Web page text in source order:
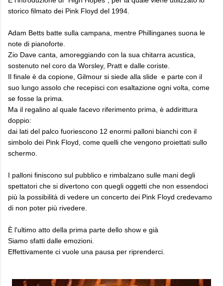
storico filmato dei Pink Floyd del 1994.
Adam Betts batte sulla campana, mentre Phillinganes suona le
note di pianoforte.
Zio Dave canta, amoreggiando con la sua chitarra acustica,
sostenuto nel coro da Worsley, Pratt e dalle coriste.
Il finale è da copione, Gilmour si siede alla slide e parte con il
suo lungo assolo che recepisci con esaltazione ogni volta, come
se fosse la prima.
Ma il regalino al quale facevo riferimento prima, è addirittura
doppio:
dai lati del palco fuoriescono 12 enormi palloni bianchi con il
simbolo dei Pink Floyd, come quelli che vengono proiettati sullo
schermo.
I palloni finiscono sul pubblico e rimbalzano sulle mani degli
spettatori che si divertono con quegli oggetti che non essendoci
più la possibilità di vedere un concerto dei Pink Floyd credevamo
di non poter più rivedere.
È l'ultimo atto della prima parte dello show e già
Siamo sfatti dalle emozioni.
Effettivamente ci vuole una pausa per riprenderci.